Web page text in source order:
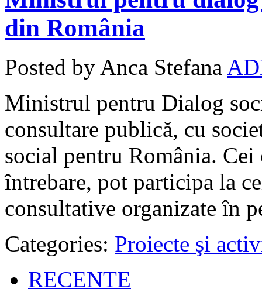
din România
Posted by Anca Stefana
Ministrul pentru Dialog
consultare publică, cu
social pentru România. Cei
întrebare, pot participa la
consultative organizate în
Categories: Proiecte şi
RECENTE